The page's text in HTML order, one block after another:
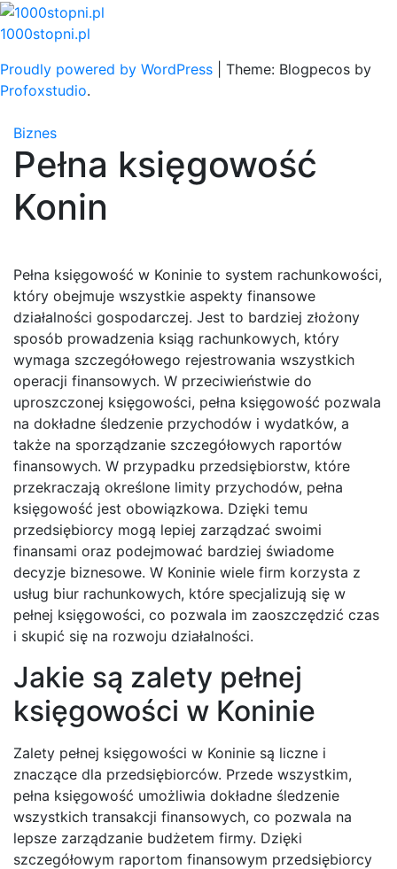
Skip
to
1000stopni.pl
Proudly powered by WordPress
Theme: Blogpecos by
Profoxstudio.
Biznes
Pełna księgowość
Konin
Pełna księgowość w Koninie to system rachunkowości,
który obejmuje wszystkie aspekty finansowe
działalności gospodarczej. Jest to bardziej złożony
sposób prowadzenia ksiąg rachunkowych, który
wymaga szczegółowego rejestrowania wszystkich
operacji finansowych. W przeciwieństwie do
uproszczonej księgowości, pełna księgowość pozwala
na dokładne śledzenie przychodów i wydatków, a
także na sporządzanie szczegółowych raportów
finansowych. W przypadku przedsiębiorstw, które
przekraczają określone limity przychodów, pełna
księgowość jest obowiązkowa. Dzięki temu
przedsiębiorcy mogą lepiej zarządzać swoimi
finansami oraz podejmować bardziej świadome
decyzje biznesowe. W Koninie wiele firm korzysta z
usług biur rachunkowych, które specjalizują się w
pełnej księgowości, co pozwala im zaoszczędzić czas
i skupić się na rozwoju działalności.
Jakie są zalety pełnej
księgowości w Koninie
Zalety pełnej księgowości w Koninie są liczne i
znaczące dla przedsiębiorców. Przede wszystkim,
pełna księgowość umożliwia dokładne śledzenie
wszystkich transakcji finansowych, co pozwala na
lepsze zarządzanie budżetem firmy. Dzięki
szczegółowym raportom finansowym przedsiębiorcy